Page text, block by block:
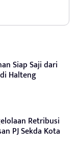
Siap Saji dari
Halteng
Retribusi
PJ Sekda Kota